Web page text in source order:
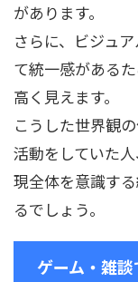
があります。
さらに、ビジュ
て統一感がある
高く見えます。
こうした世界観
活動をしていた
現全体を意識す
るでしょう。
ゲーム・雑